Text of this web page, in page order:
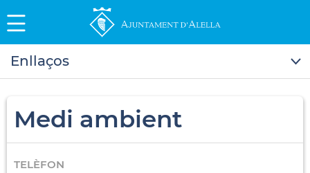
Enllaços
Medi ambient
TELÈFON